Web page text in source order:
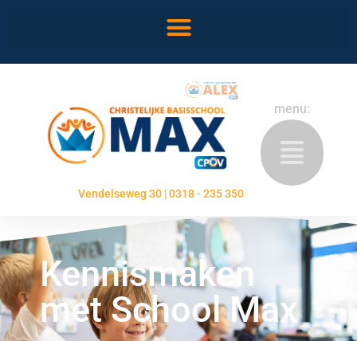
Vendelseweg 30 | 0318 - 235 350
menu:
Kennismaken
met School Max